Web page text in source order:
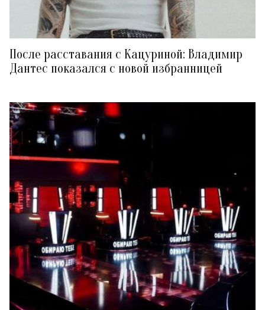
После расставания с Кацуриной: Владимир
Дантес показался с новой избранницей